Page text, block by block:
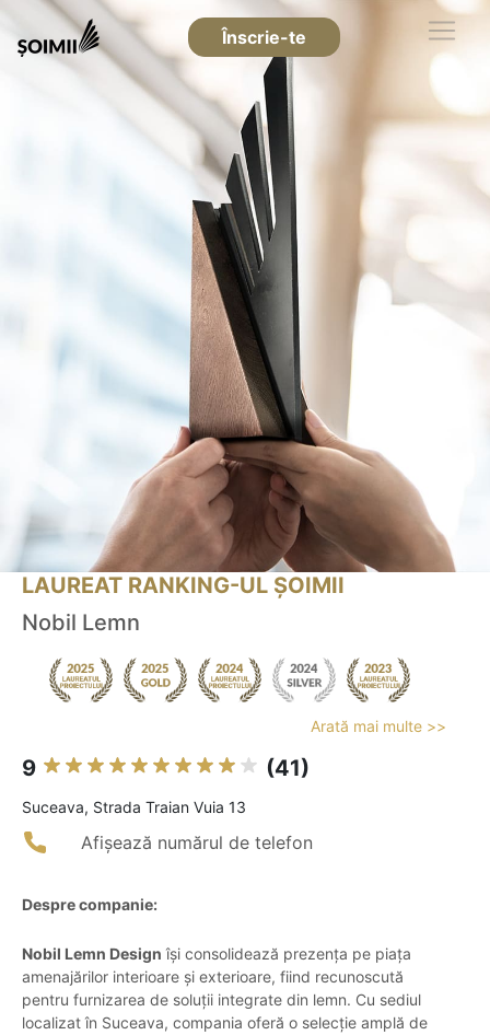
Înscrie-te
LAUREAT RANKING-UL ȘOIMII
Nobil Lemn
Arată mai multe >>
9 (41)
Suceava, Strada Traian Vuia 13
Afișează numărul de telefon
Despre companie:
Nobil Lemn Design își consolidează prezența pe piața
amenajărilor interioare și exterioare, fiind recunoscută
pentru furnizarea de soluții integrate din lemn. Cu sediul
localizat în Suceava, compania oferă o selecție amplă de